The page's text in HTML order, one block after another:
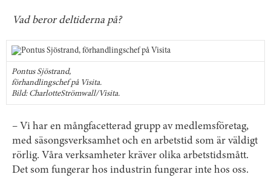
Vad beror deltiderna på?
Pontus Sjöstrand,
förhandlingschef på Visita.
Bild: CharlotteStrömwall/Visita.
– Vi har en mångfacetterad grupp av medlemsföretag,
med säsongsverksamhet och en arbetstid som är väldigt
rörlig. Våra verksamheter kräver olika arbetstidsmått.
Det som fungerar hos industrin fungerar inte hos oss.